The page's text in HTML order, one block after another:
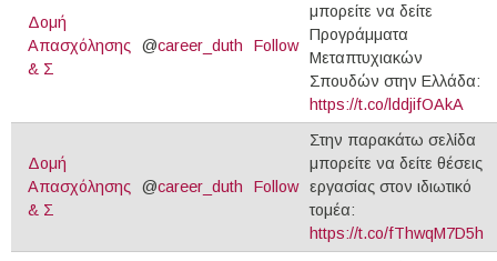
Δομή
Απασχόλησης
& Σ
@career_duth Follow
μπορείτε να δείτε
Προγράμματα
Μεταπτυχιακών
Σπουδών στην Ελλάδα:
https://t.co/lddjifOAkA
Δομή
Απασχόλησης
& Σ
@career_duth Follow
Στην παρακάτω σελίδα
μπορείτε να δείτε θέσεις
εργασίας στον ιδιωτικό
τομέα:
https://t.co/fThwqM7D5h